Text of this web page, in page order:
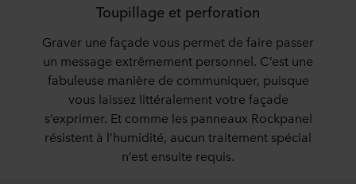
Toupillage et perforation
Graver une façade vous permet de faire passer
un message extrêmement personnel. C’est une
fabuleuse manière de communiquer, puisque
vous laissez littéralement votre façade
s’exprimer. Et comme les panneaux Rockpanel
résistent à l’humidité, aucun traitement spécial
n’est ensuite requis.